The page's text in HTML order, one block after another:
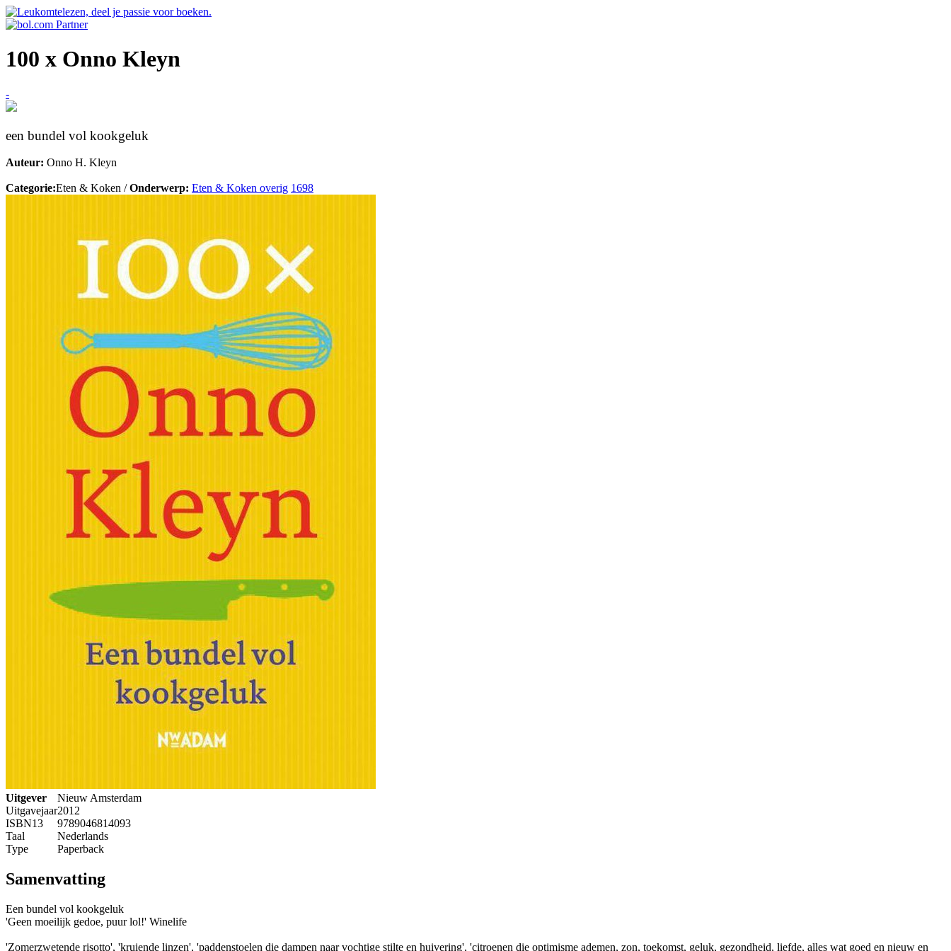
100 x Onno Kleyn
-
een bundel vol kookgeluk
Auteur: Onno H. Kleyn
Categorie:Eten & Koken /Onderwerp: Eten & Koken overig 1698
Uitgever
Nieuw Amsterdam
Uitgavejaar2012
ISBN13
9789046814093
Taal
Nederlands
Type
Paperback
Samenvatting
Een bundel vol kookgeluk
'Geen moeilijk gedoe, puur lol!' Winelife
'Zomerzwetende risotto', 'kruiende linzen', 'paddenstoelen die dampen naar vochtige stilte en huivering', 'citroenen die optimisme ademen, zon, toekomst, geluk, gezondheid, liefde, alles wat goed en nieuw en